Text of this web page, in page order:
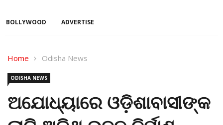
BOLLYWOOD ADVERTISE
Home Odisha News
ODISHA NEWS
ଅଯୋଧ୍ୟାରେ ଓଡ଼ିଶାବାସୀଙ୍କ